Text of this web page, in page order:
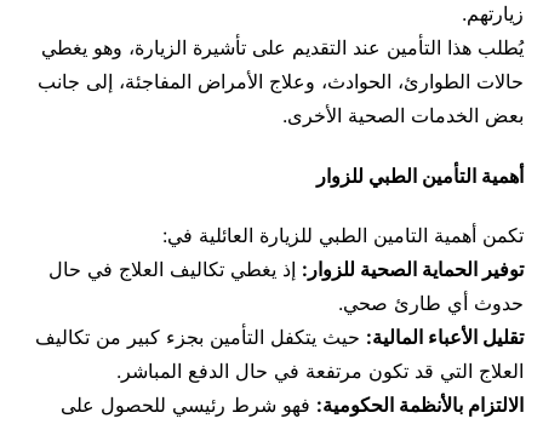
زيارتهم.
يُطلب هذا التأمين عند التقديم على تأشيرة الزيارة، وهو يغطي
حالات الطوارئ، الحوادث، وعلاج الأمراض المفاجئة، إلى جانب
بعض الخدمات الصحية الأخرى.
أهمية التأمين الطبي للزوار
تكمن أهمية التامين الطبي للزيارة العائلية في:
توفير الحماية الصحية للزوار: إذ يغطي تكاليف العلاج في حال
حدوث أي طارئ صحي.
تقليل الأعباء المالية: حيث يتكفل التأمين بجزء كبير من تكاليف
العلاج التي قد تكون مرتفعة في حال الدفع المباشر.
الالتزام بالأنظمة الحكومية: فهو شرط رئيسي للحصول على